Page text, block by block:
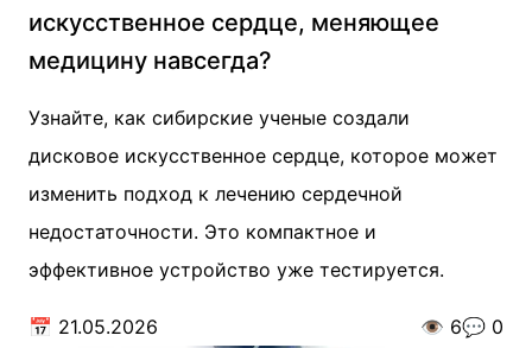
искусственное сердце, меняющее
медицину навсегда?
Узнайте, как сибирские ученые создали
дисковое искусственное сердце, которое может
изменить подход к лечению сердечной
недостаточности. Это компактное и
эффективное устройство уже тестируется.
📅 21.05.2026 👁️ 6💬 0